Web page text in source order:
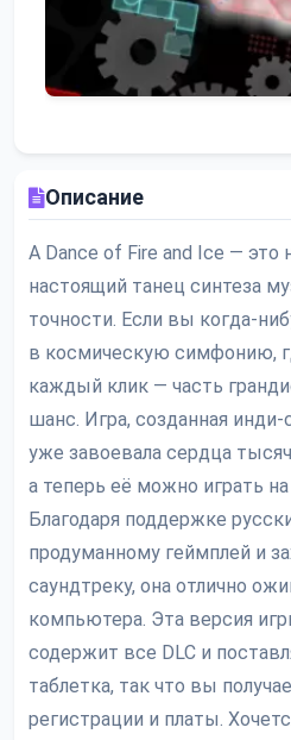
Описание
A Dance of Fire and Ice — это
настоящий танец синтеза
точности. Если вы когда-
в космическую симфонию,
каждый клик — часть
шанс. Игра, созданная инди-
уже завоевала сердца
а теперь её можно играть
Благодаря поддержке
продуманному геймплей и
саундтреку, она отлично
компьютера. Эта версия
содержит все DLC и
таблетка, так что вы
регистрации и платы.